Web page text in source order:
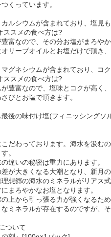
くっています。
ルシウムが含まれており、塩見
スメの食べ方は?
豊富なので、その分お塩がまろや
リーブオイルとお塩だけで頂き
グネシウムが含まれており、コ
スメの食べ方は?
が豊富なので、塩味とコクが高く
びとお塩で頂きます。
最後の味付け塩(フィニッシング
だわっております。海水を汲む
。
違いの秘密は重力にあります。
差が大きくなる大潮となり、新月
理想郷の海水のミネラルがリア
まろやかなお塩となります。
上から引っ張る力が強くなるた
ミネラルが存在するのですが、
ついて